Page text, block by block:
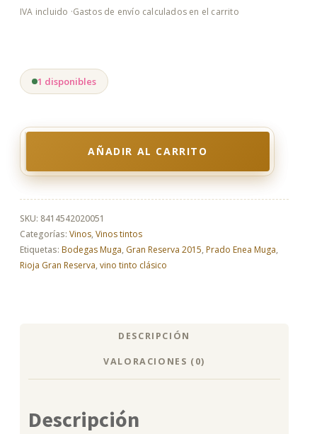
1 disponibles
Enea
2015
cantidad
AÑADIR AL CARRITO
SKU: 8414542020051
Categorías: Vinos,Vinos tintos
Etiquetas: Bodegas Muga, Gran Reserva 2015, Prado Enea Muga,
Rioja Gran Reserva,vino tinto clásico
DESCRIPCIÓN
VALORACIONES (0)
Descripción